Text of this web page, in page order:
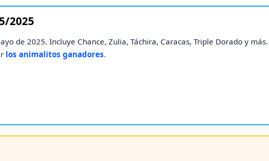
2025
de 2025. Incluye Chance, Zulia, Táchira, Caracas, Triple Dorado y
los animalitos ganadores.